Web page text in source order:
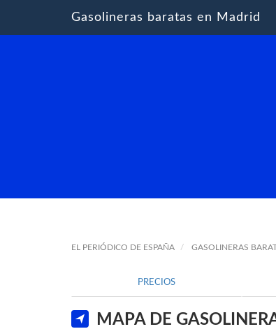
Gasolineras baratas en Madrid
EL PERIÓDICO DE ESPAÑA GASOLINERAS
PRECIOS
MAPA DE